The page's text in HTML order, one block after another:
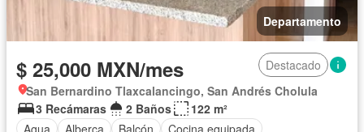
Departamento
$ 25,000 MXN/mes
Destacado
San Bernardino Tlaxcalancingo, San Andrés Cholula
3 Recámaras
2 Baños
122 m²
Agua
Alberca Balcón
Cocina equipada